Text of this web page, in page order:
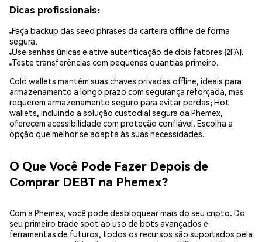
Dicas profissionais:
Faça backup das seed phrases da carteira offline de forma
segura.
Use senhas únicas e ative autenticação de dois fatores (2FA).
Teste transferências com pequenas quantias primeiro.
Cold wallets mantêm suas chaves privadas offline, ideais para
armazenamento a longo prazo com segurança reforçada, mas
requerem armazenamento seguro para evitar perdas; Hot
wallets, incluindo a solução custodial segura da Phemex,
oferecem acessibilidade com proteção confiável. Escolha a
opção que melhor se adapta às suas necessidades.
O Que Você Pode Fazer Depois de
Comprar DEBT na Phemex?
Com a Phemex, você pode desbloquear mais do seu cripto. Do
seu primeiro trade spot ao uso de bots avançados e
ferramentas de futuros, todos os recursos são suportados pela